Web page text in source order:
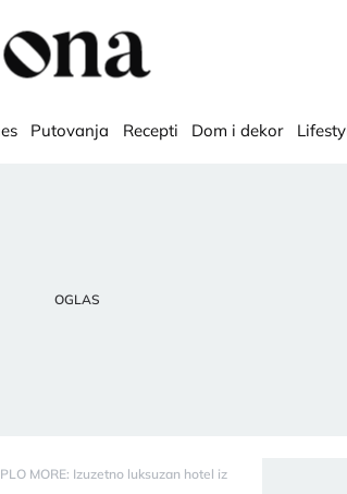
Putovanja Recepti Dom i dekor
MORE: Izuzetno luksuzan hotel iz čuvenog lanca" -